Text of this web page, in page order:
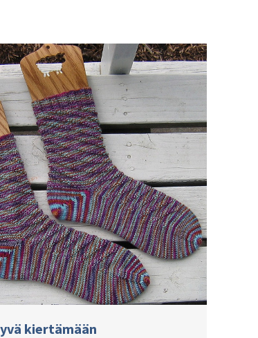
kiertämään